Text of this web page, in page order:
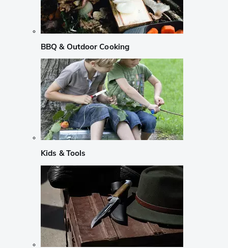
BBQ & Outdoor Cooking
Kids & Tools